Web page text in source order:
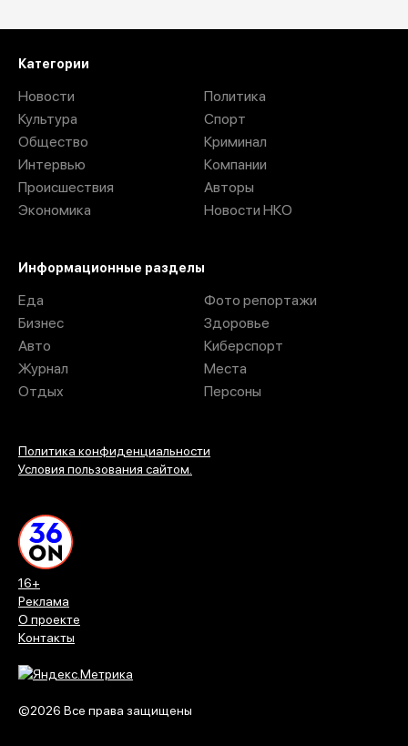
16+
Реклама
О проекте
Контакты
©2026 Все права защищены
Категории
Новости
Культура
Общество
Интервью
Происшествия
Экономика
Политика
Спорт
Криминал
Компании
Авторы
Новости НКО
Информационные разделы
Еда
Бизнес
Авто
Журнал
Отдых
Фото репортажи
Здоровье
Киберспорт
Места
Персоны
Политика конфиденциальности
Условия пользования сайтом.